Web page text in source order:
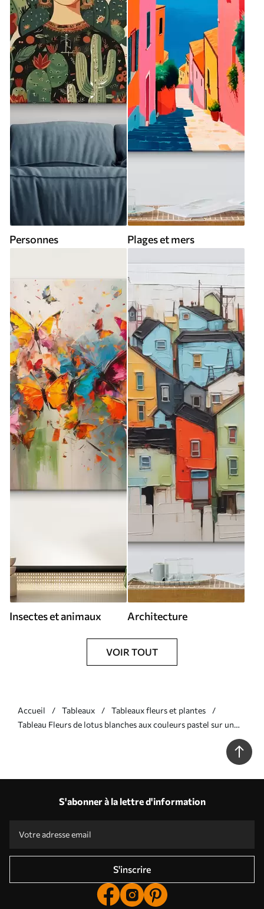
Personnes Plages et mers
Insectes et animaux Architecture
VOIR TOUT
Accueil Tableaux
Tableaux fleurs et plantes
Tableau Fleurs de lotus blanches aux couleurs pastel sur un
S'abonner à la lettre d'information
S'inscrire